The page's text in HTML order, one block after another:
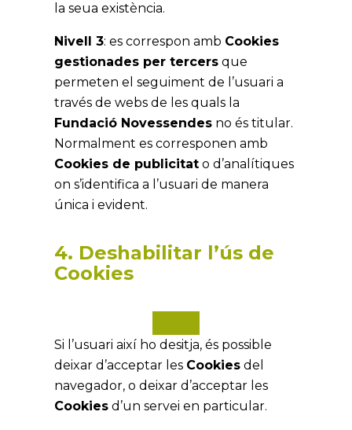
la seua existència.
Nivell 3: es correspon amb Cookies
gestionades per tercers que
permeten el seguiment de l’usuari a
través de webs de les quals la
Fundació Novessendes no és titular.
Normalment es corresponen amb
Cookies de publicitat o d’analítiques
on s’identifica a l’usuari de manera
única i evident.
4. Deshabilitar l’ús de
Cookies
Si l’usuari així ho desitja, és possible
deixar d’acceptar les Cookies del
navegador, o deixar d’acceptar les
Cookies d’un servei en particular.